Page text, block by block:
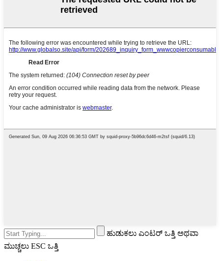
ಹುಡುಕಲು ಎಂಟರ್ ಒತ್ತಿ ಅಥವಾ
ಮುಚ್ಚಲು ESC ಒತ್ತಿ